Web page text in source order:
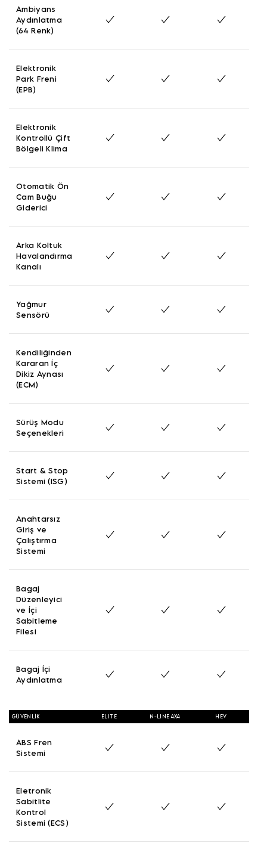
Ambiyans
Aydınlatma
(64 Renk)
Elektronik
Park Freni
(EPB)
Elektronik
Kontrollü Çift
Bölgeli Klima
Otomatik Ön
Cam Buğu
Giderici
Arka Koltuk
Havalandırma
Kanalı
Yağmur
Sensörü
Kendiliğinden
Kararan İç
Dikiz Aynası
(ECM)
Sürüş Modu
Seçenekleri
Start & Stop
Sistemi (ISG)
Anahtarsız
Giriş ve
Çalıştırma
Sistemi
Bagaj
Düzenleyici
ve İçi
Sabitleme
Filesi
Bagaj İçi
Aydınlatma
GÜVENLIK ELITE N-LINE 4X4 HEV
ABS Fren
Sistemi
Eletronik
Sabitlite
Kontrol
Sistemi (ECS)